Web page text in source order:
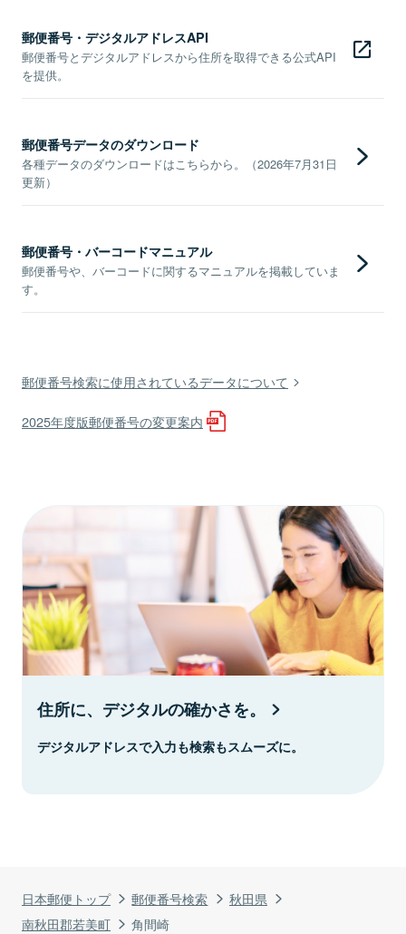
日本郵便トップ 郵便番号検索
秋田県
南秋田郡若美町
角間崎
郵便番号・デジタルアドレスAPI
郵便番号とデジタルアドレスから住所を取得できる公式API
を提供。
郵便番号データのダウンロード
各種データのダウンロードはこちらから。（2026年7月31日
更新）
郵便番号・バーコードマニュアル
郵便番号や、バーコードに関するマニュアルを掲載していま
す。
郵便番号検索に使用されているデータについて
2025年度版郵便番号の変更案内
住所に、デジタルの確かさを。
デジタルアドレスで入力も検索もスムーズに。